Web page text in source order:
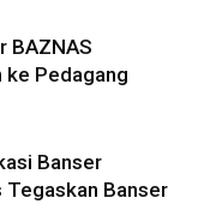
BAZNAS
ke Pedagang
Banser
Tegaskan Banser